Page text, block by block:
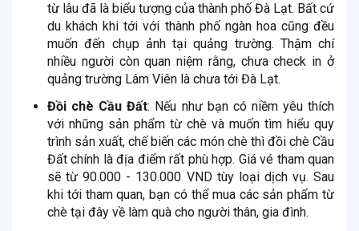
từ lâu đã là biểu tượng của thành phố Đà Lạt. Bất cứ
du khách khi tới với thành phố ngàn hoa cũng đều
muốn đến chụp ảnh tại quảng trường. Thậm chí
nhiều người còn quan niệm rằng, chưa check in ở
quảng trường Lâm Viên là chưa tới Đà Lạt.
Đồi chè Cầu Đất: Nếu như bạn có niềm yêu thích
với những sản phẩm từ chè và muốn tìm hiểu quy
trình sản xuất, chế biến các món chè thì đồi chè Cầu
Đất chính là địa điểm rất phù hợp. Giá vé tham quan
sẽ từ 90.000 - 130.000 VND tùy loại dịch vụ. Sau
khi tới tham quan, bạn có thể mua các sản phẩm từ
chè tại đây về làm quà cho người thân, gia đình.